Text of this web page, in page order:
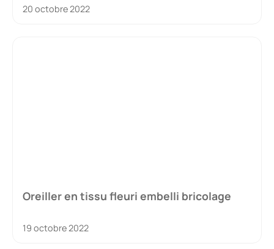
20 octobre 2022
Oreiller en tissu fleuri embelli bricolage
19 octobre 2022